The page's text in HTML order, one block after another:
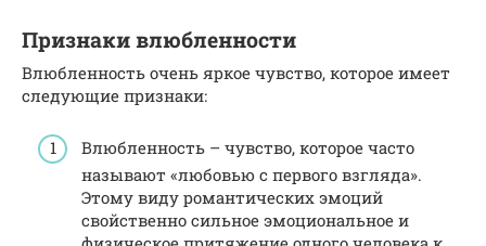
Признаки влюбленности
Влюбленность очень яркое чувство, которое имеет
следующие признаки:
Влюбленность – чувство, которое часто
называют «любовью с первого взгляда».
Этому виду романтических эмоций
свойственно сильное эмоциональное и